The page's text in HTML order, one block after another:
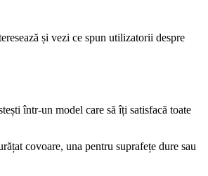
și vezi ce spun utilizatorii despre
într-un model care să îți satisfacă toate
covoare, una pentru suprafețe dure sau